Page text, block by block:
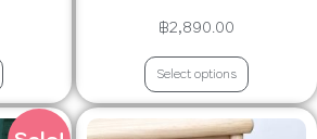
฿2,890.00
Select options